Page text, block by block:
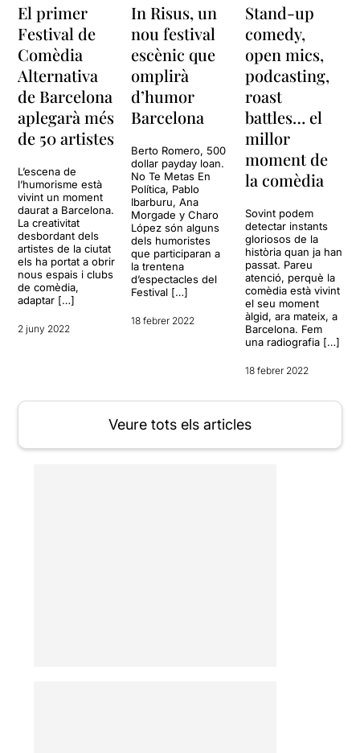
El primer
Festival de
Comèdia
Alternativa
de Barcelona
aplegarà més
de 50 artistes
L’escena de
l’humorisme està
vivint un moment
daurat a Barcelona.
La creativitat
desbordant dels
artistes de la ciutat
els ha portat a obrir
nous espais i clubs
de comèdia,
adaptar […]
2 juny 2022
In Risus, un
nou festival
escènic que
omplirà
d’humor
Barcelona
Berto Romero, 500
dollar payday loan.
No Te Metas En
Política, Pablo
Ibarburu, Ana
Morgade y Charo
López són alguns
dels humoristes
que participaran a
la trentena
d’espectacles del
Festival […]
18 febrer 2022
Stand-up
comedy,
open mics,
podcasting,
roast
battles… el
millor
moment de
la comèdia
Sovint podem
detectar instants
gloriosos de la
història quan ja han
passat. Pareu
atenció, perquè la
comèdia està vivint
el seu moment
àlgid, ara mateix, a
Barcelona. Fem
una radiografia […]
18 febrer 2022
Veure tots els articles